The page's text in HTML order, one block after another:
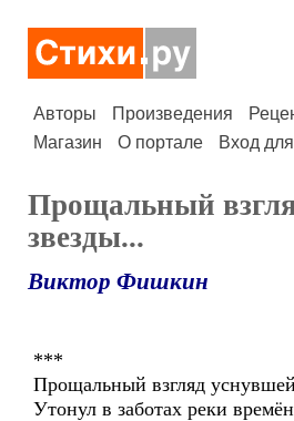
Авторы Произведения
Магазин
О портале Вход
Прощальный
звезды...
Виктор Фишкин
***
Прощальный взгляд
Утонул в заботах реки